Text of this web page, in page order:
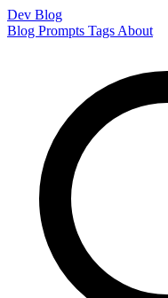
Dev Blog
Blog Prompts Tags About